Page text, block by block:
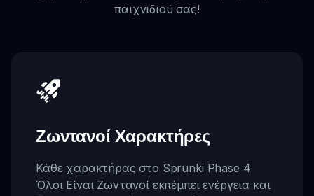
παιχνιδιού σας!
Ζωντανοί Χαρακτήρες
Κάθε χαρακτήρας στο Sprunki Phase 4
Όλοι Είναι Ζωντανοί εκπέμπει ενέργεια και